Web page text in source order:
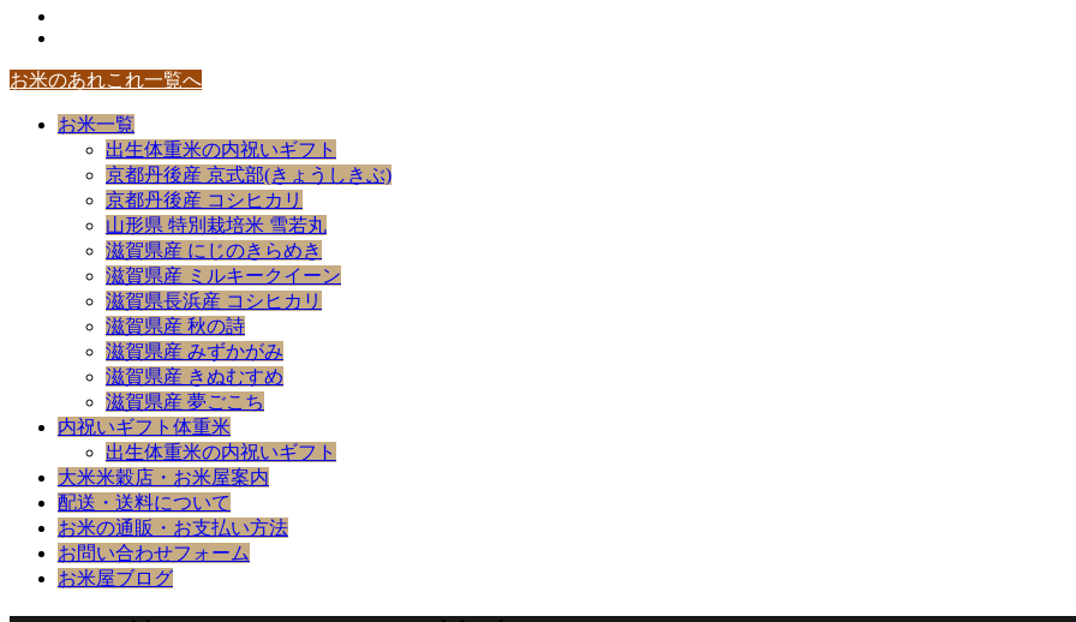
お米のあれこれ一覧へ
お米一覧
出生体重米の内祝いギフト
京都丹後産 京式部(きょうしきぶ)
京都丹後産 コシヒカリ
山形県 特別栽培米 雪若丸
滋賀県産 にじのきらめき
滋賀県産 ミルキークイーン
滋賀県長浜産 コシヒカリ
滋賀県産 秋の詩
滋賀県産 みずかがみ
滋賀県産 きぬむすめ
滋賀県産 夢ごこち
内祝いギフト体重米
出生体重米の内祝いギフト
大米米穀店・お米屋案内
配送・送料について
お米の通販・お支払い方法
お問い合わせフォーム
お米屋ブログ